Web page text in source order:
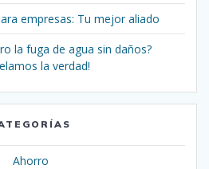
empresas: Tu mejor aliado
la fuga de agua sin daños?
la verdad!
Ahorro